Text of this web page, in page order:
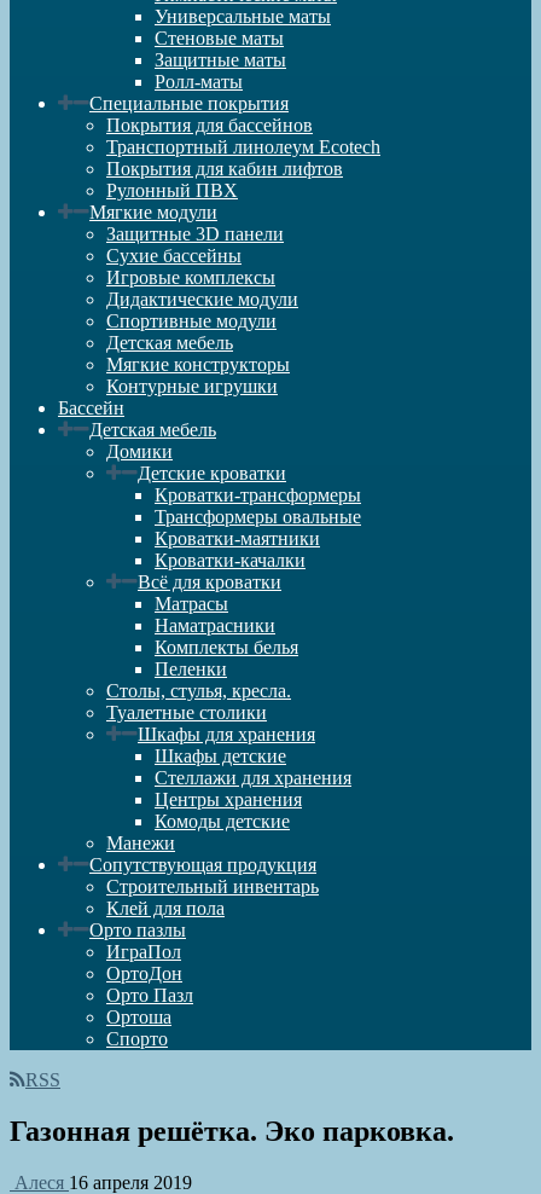
Универсальные маты
Стеновые маты
Защитные маты
Ролл-маты
Специальные покрытия
Покрытия для бассейнов
Транспортный линолеум Ecotech
Покрытия для кабин лифтов
Рулонный ПВХ
Мягкие модули
Защитные 3D панели
Сухие бассейны
Игровые комплексы
Дидактические модули
Спортивные модули
Детская мебель
Мягкие конструкторы
Контурные игрушки
Бассейн
Детская мебель
Домики
Детские кроватки
Кроватки-трансформеры
Трансформеры овальные
Кроватки-маятники
Кроватки-качалки
Всё для кроватки
Матрасы
Наматрасники
Комплекты белья
Пеленки
Столы, стулья, кресла.
Туалетные столики
Шкафы для хранения
Шкафы детские
Стеллажи для хранения
Центры хранения
Комоды детские
Манежи
Сопутствующая продукция
Строительный инвентарь
Клей для пола
Орто пазлы
ИграПол
ОртоДон
Орто Пазл
Ортоша
Спорто
RSS
Газонная решётка. Эко парковка.
Алеся 16 апреля 2019